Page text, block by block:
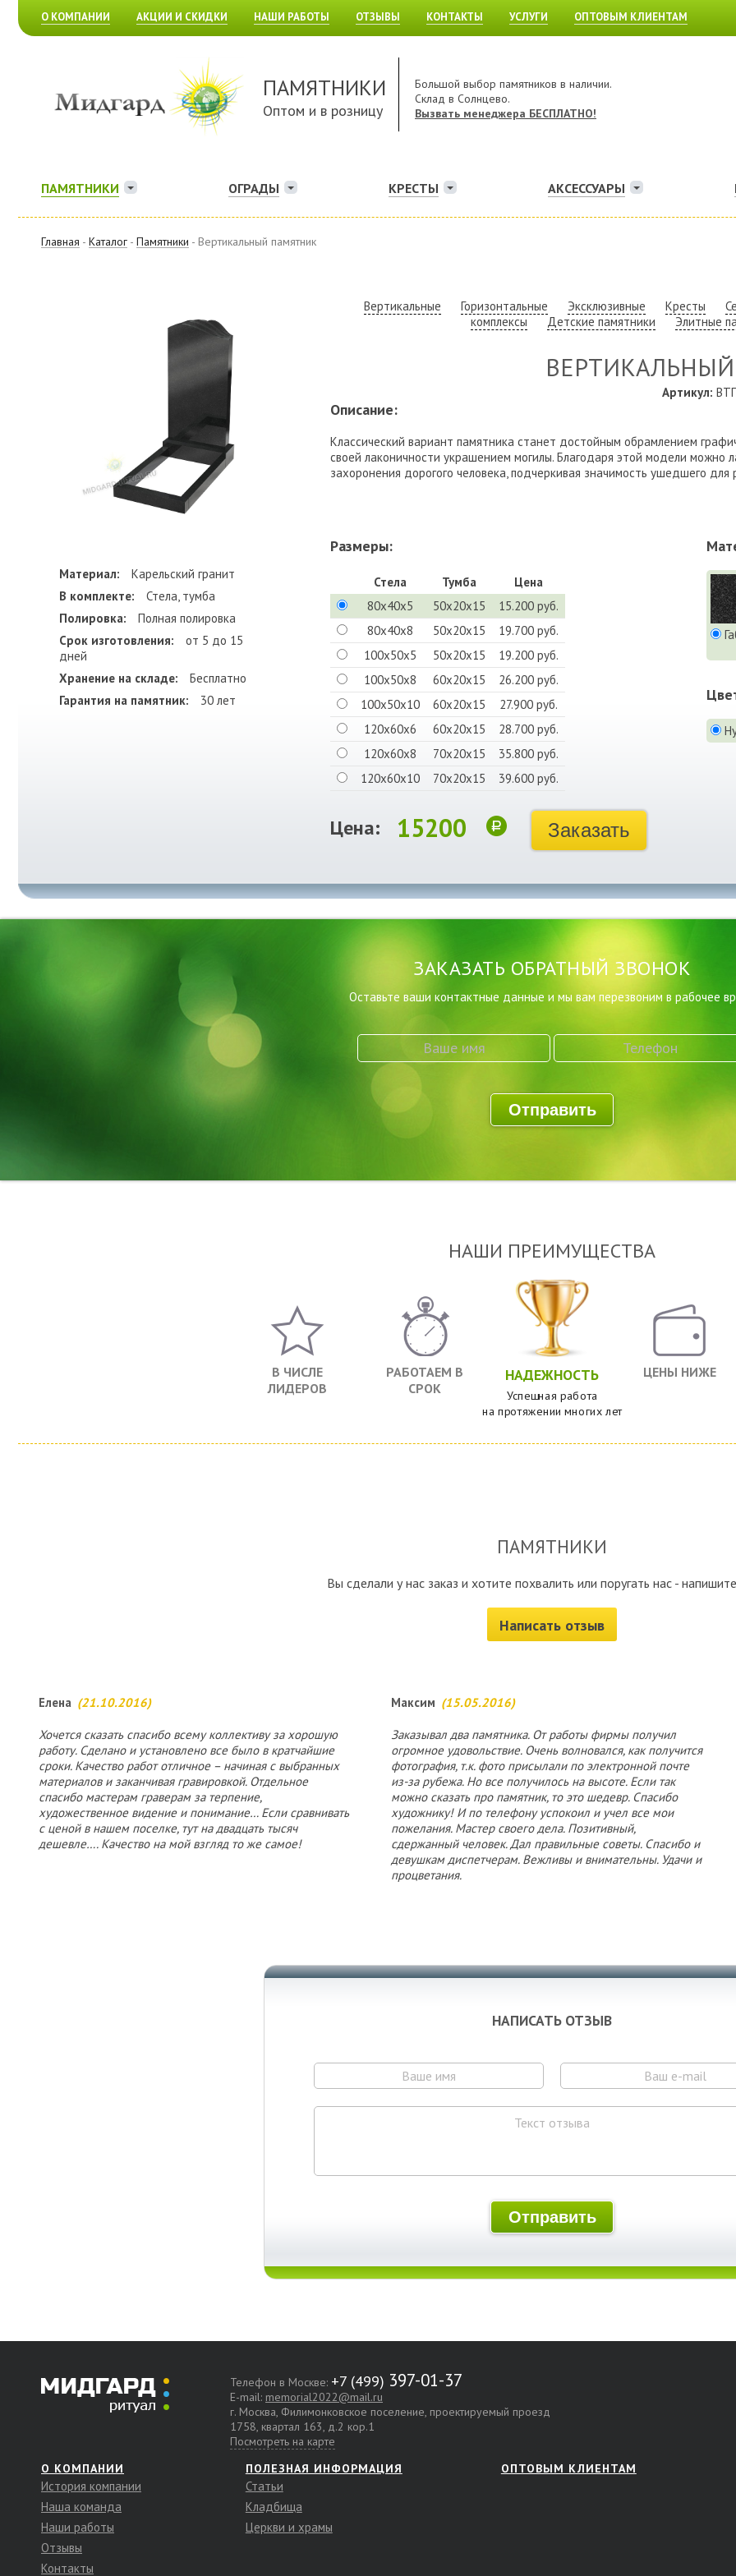
О КОМПАНИИ АКЦИИ И СКИДКИ НАШИ РАБОТЫ ОТЗЫВЫ КОНТАКТЫ УСЛУГИ ОПТОВЫМ КЛИЕНТАМ
ПАМЯТНИКИ
Оптом и в розницу
Большой выбор памятников в наличии.
Склад в Солнцево.
Вызвать менеджера БЕСПЛАТНО!
ПАМЯТНИКИ ОГРАДЫ КРЕСТЫ АКСЕССУАРЫ
Главная - Каталог - Памятники - Вертикальный памятник
Материал:
Карельский гранит
В комплекте:
Стела, тумба
Полировка:
Полная полировка
Срок изготовления:
от 5 до 15
дней
Хранение на складе:
Бесплатно
Гарантия на памятник:
30 лет
Вертикальные Горизонтальные Эксклюзивные Кресты
комплексы
Детские памятники Элитные
Артикул:
Описание:
Классический вариант памятника станет достойным обрамлением
своей лаконичности украшением могилы. Благодаря этой модели можно
захоронения дорогого человека, подчеркивая значимость ушедшего для
Размеры:
Стела Тумба
Цена
80х40х5
50х20х15
15.200 руб.
80х40х8
50х20х15
19.700 руб.
100х50х5
50х20х15
19.200 руб.
100х50х8
60х20х15
26.200 руб.
100х50х10
60х20х15
27.900 руб.
120х60х6
60х20х15
28.700 руб.
120х60х8
70х20х15
35.800 руб.
120х60х10
70х20х15 39.600 руб.
Цена: 15200 Заказать
ЗАКАЗАТЬ ОБРАТНЫЙ ЗВОНОК
Оставьте ваши контактные данные и мы вам перезвоним в рабочее
НАШИ ПРЕИМУЩЕСТВА
В ЧИСЛЕ
ЛИДЕРОВ
РАБОТАЕМ В
СРОК
НАДЕЖНОСТЬ
Успешная работа
на протяжении многих лет
ЦЕНЫ НИЖЕ
ПАМЯТНИКИ
Вы сделали у нас заказ и хотите похвалить или поругать нас -
Написать отзыв
Елена (21.10.2016)
Хочется сказать спасибо всему коллективу за хорошую
работу. Сделано и установлено все было в кратчайшие
сроки. Качество работ отличное – начиная с выбранных
материалов и заканчивая гравировкой. Отдельное
спасибо мастерам граверам за терпение,
художественное видение и понимание… Если сравнивать
с ценой в нашем поселке, тут на двадцать тысяч
дешевле…. Качество на мой взгляд то же самое!
Максим (15.05.2016)
Заказывал два памятника. От работы фирмы получил
огромное удовольствие. Очень волновался, как получится
фотография, т.к. фото присылали по электронной почте
из-за рубежа. Но все получилось на высоте. Если так
можно сказать про памятник, то это шедевр. Спасибо
художнику! И по телефону успокоил и учел все мои
пожелания. Мастер своего дела. Позитивный,
сдержанный человек. Дал правильные советы. Спасибо и
девушкам диспетчерам. Вежливы и внимательны. Удачи и
процветания.
НАПИСАТЬ ОТЗЫВ
Телефон в Москве: 397-01-37
E-mail: memorial2022@mail.ru
г. Москва, Филимонковское поселение, проектируемый проезд
1758, квартал 163, д.2 кор.1
Посмотреть на карте
О КОМПАНИИ
История компании
Наша команда
Наши работы
Отзывы
Контакты
ПОЛЕЗНАЯ ИНФОРМАЦИЯ
Статьи
Кладбища
Церкви и храмы
ОПТОВЫМ КЛИЕНТАМ